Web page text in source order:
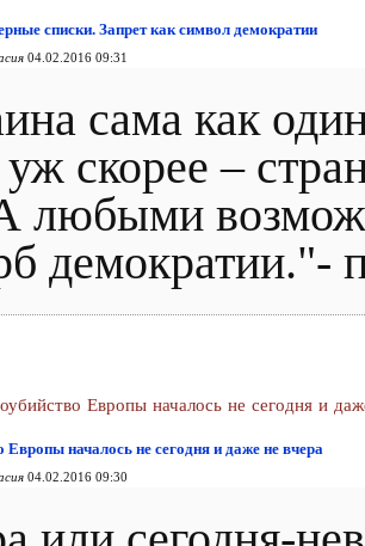
списки. Запрет как символ демократии
04.02.2016 09:31
сама как
скорее –
демократии."-
Европы началось не сегодня и
Европы началось не сегодня и даже не вчера
04.02.2016 09:30